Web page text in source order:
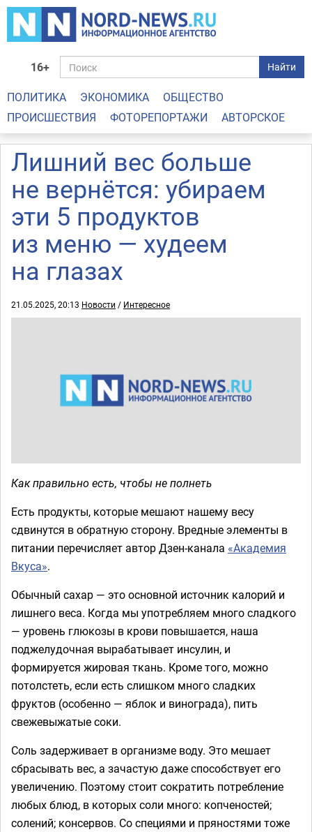
16+ Найти
ПОЛИТИКА ЭКОНОМИКА
ОБЩЕСТВО
ПРОИСШЕСТВИЯ
ФОТОРЕПОРТАЖИ АВТОРСКОЕ
Лишний вес больше
не вернётся: убираем
эти 5 продуктов
из меню — худеем
на глазах
21.05.2025, 20:13 Новости / Интересное
Как правильно есть, чтобы не полнеть
Есть продукты, которые мешают нашему весу
сдвинутся в обратную сторону. Вредные элементы в
питании перечисляет автор Дзен-канала «Академия
Вкуса».
Обычный сахар — это основной источник калорий и
лишнего веса. Когда мы употребляем много сладкого
— уровень глюкозы в крови повышается, наша
поджелудочная вырабатывает инсулин, и
формируется жировая ткань. Кроме того, можно
потолстеть, если есть слишком много сладких
фруктов (особенно — яблок и винограда), пить
свежевыжатые соки.
Соль задерживает в организме воду. Это мешает
сбрасывать вес, а зачастую даже способствует его
увеличению. Поэтому стоит сократить потребление
любых блюд, в которых соли много: копченостей;
солений; консервов. Со специями и пряностями тоже